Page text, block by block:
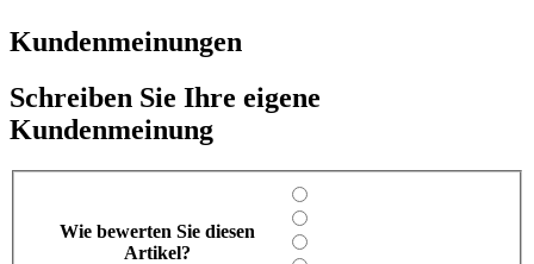
Kundenmeinungen
Schreiben Sie Ihre eigene
Kundenmeinung
Wie bewerten Sie diesen
Artikel?